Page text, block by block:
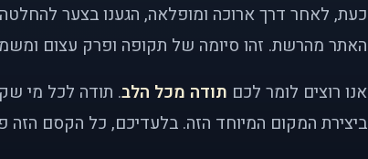
כעת, לאחר דרך ארוכה ומופלאה, הגענו בצער
האתר מהרשת. זהו סיומה של תקופה ופרק עצום
אנו רוצים לומר לכם תודה מכל הלב. תודה לכל מי
ביצירת המקום המיוחד הזה. בלעדיכם, כל הקסם הזה